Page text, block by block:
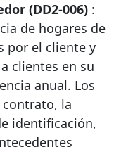
(DD2-006) :
de hogares de
por el cliente y
clientes en su
anual. Los
la
identificación,